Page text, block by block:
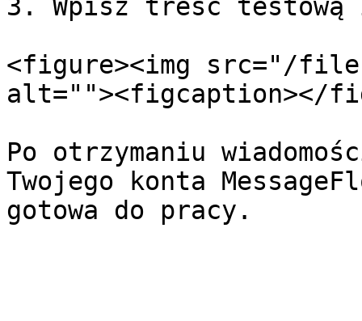
3. Wpisz treść
<figure><img src="/
alt=""><figcaption></
Po otrzymaniu
Twojego konta